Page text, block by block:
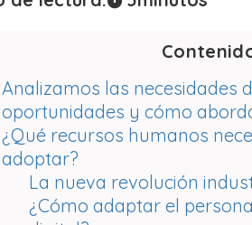
Analizamos las necesidades
oportunidades y cómo
¿Qué recursos humanos
adoptar?
La nueva revolución
¿Cómo adaptar el